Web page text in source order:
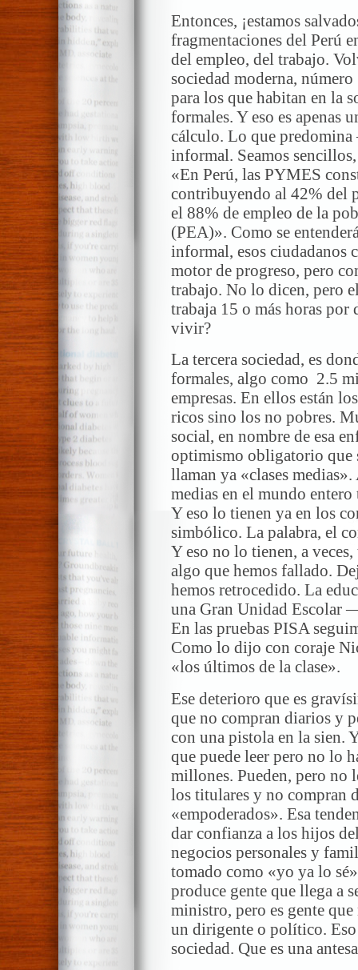
Entonces, ¡estamos
fragmentaciones del Perú
del empleo, del trabajo.
sociedad moderna,
para los que habitan en la
formales. Y eso es apenas
cálculo. Lo que
informal. Seamos
«En Perú, las PYMES
contribuyendo al 42% del
el 88% de empleo de la
(PEA)». Como se
informal, esos ciudadanos
motor de progreso, pero
trabajo. No lo dicen, pero
trabaja 15 o más horas por
vivir?
La tercera sociedad, es
formales, algo como 2.5
empresas. En ellos están
ricos sino los no pobres.
social, en nombre de esa
optimismo obligatorio que
llaman ya «clases
medias en el mundo
Y eso lo tienen ya en los
simbólico. La palabra, el
Y eso no lo tienen, a
algo que hemos fallado.
hemos retrocedido. La
una Gran Unidad Escolar
En las pruebas PISA
Como lo dijo con coraje
«los últimos de la clase».
Ese deterioro que es
que no compran diarios y
con una pistola en la sien.
que puede leer pero no lo
millones. Pueden, pero no
los titulares y no compran
«empoderados». Esa
dar confianza a los hijos
negocios personales y
tomado como «yo ya lo
produce gente que llega a
ministro, pero es gente
un dirigente o político. Eso
sociedad. Que es una